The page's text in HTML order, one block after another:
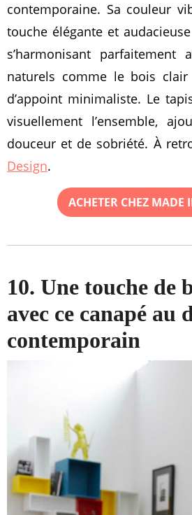
contemporaine. Sa couleur
touche élégante et
s’harmonisant parfaitement
naturels comme le bois
d’appoint minimaliste. Le
visuellement l’ensemble,
douceur et de sobriété. À
Design.
ACHETER CHEZ MADE
10. Une touche de
avec ce canapé au
contemporain